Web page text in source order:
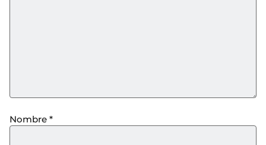
Nombre *